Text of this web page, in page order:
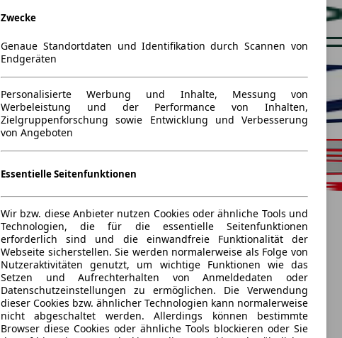
Zwecke
Genaue Standortdaten und Identifikation durch Scannen von
Endgeräten
Personalisierte Werbung und Inhalte, Messung von
Werbeleistung und der Performance von Inhalten,
Zielgruppenforschung sowie Entwicklung und Verbesserung
von Angeboten
Essentielle Seitenfunktionen
Wir bzw. diese Anbieter nutzen Cookies oder ähnliche Tools und
Technologien, die für die essentielle Seitenfunktionen
erforderlich sind und die einwandfreie Funktionalität der
Webseite sicherstellen. Sie werden normalerweise als Folge von
Nutzeraktivitäten genutzt, um wichtige Funktionen wie das
Setzen und Aufrechterhalten von Anmeldedaten oder
Datenschutzeinstellungen zu ermöglichen. Die Verwendung
dieser Cookies bzw. ähnlicher Technologien kann normalerweise
nicht abgeschaltet werden. Allerdings können bestimmte
Browser diese Cookies oder ähnliche Tools blockieren oder Sie